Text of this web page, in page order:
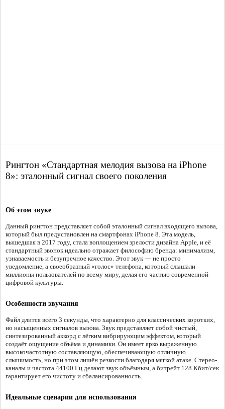
Рингтон «Стандартная мелодия вызова на iPhone
8»: эталонный сигнал своего поколения
Об этом звуке
Данный рингтон представляет собой эталонный сигнал входящего вызова,
который был предустановлен на смартфонах iPhone 8. Эта модель,
вышедшая в 2017 году, стала воплощением зрелости дизайна Apple, и её
стандартный звонок идеально отражает философию бренда: минимализм,
узнаваемость и безупречное качество. Этот звук — не просто
уведомление, а своеобразный «голос» телефона, который слышали
миллионы пользователей по всему миру, делая его частью современной
цифровой культуры.
Особенности звучания
Файл длится всего 3 секунды, что характерно для классических коротких,
но насыщенных сигналов вызова. Звук представляет собой чистый,
синтезированный аккорд с лёгким вибрирующим эффектом, который
создаёт ощущение объёма и динамики. Он имеет ярко выраженную
высокочастотную составляющую, обеспечивающую отличную
слышимость, но при этом лишён резкости благодаря мягкой атаке. Стерео-
каналы и частота 44100 Гц делают звук объёмным, а битрейт 128 Кбит/сек
гарантирует его чистоту и сбалансированность.
Идеальные сценарии для использования